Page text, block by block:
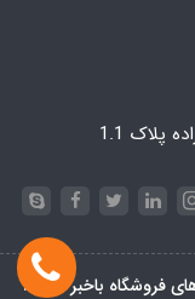
1.1
فروشگاه باخبر شوید: